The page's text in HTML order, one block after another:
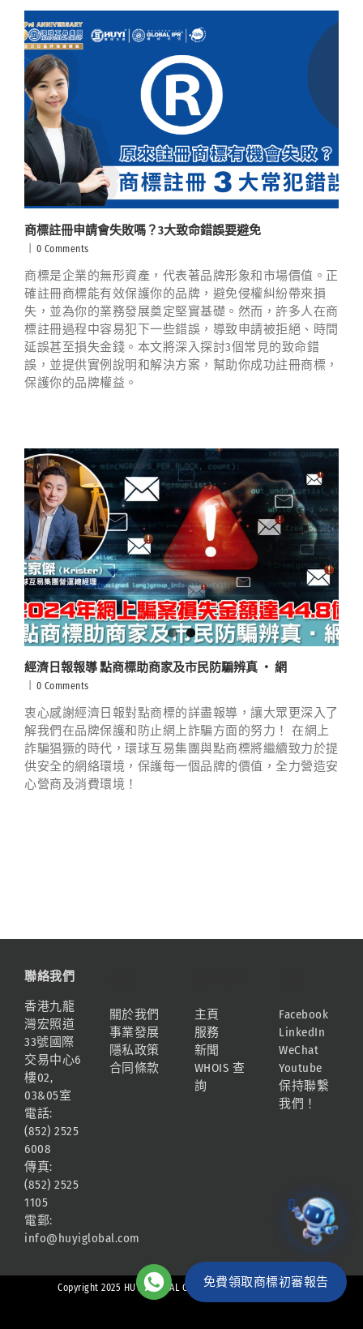
商標註冊申請會失敗嗎？3大致命錯誤要避免
0 Comments
商標是企業的無形資產，代表著品牌形象和市場價值。正
確註冊商標能有效保護你的品牌，避免侵權糾紛帶來損
失，並為你的業務發展奠定堅實基礎。然而，許多人在商
標註冊過程中容易犯下一些錯誤，導致申請被拒絕、時間
延誤甚至損失金錢。本文將深入探討3個常見的致命錯
誤，並提供實例說明和解決方案，幫助你成功註冊商標，
保護你的品牌權益。
經濟日報報導 點商標助商家及市民防騙辨真 ‧ 網
0 Comments
衷心感謝經濟日報對點商標的詳盡報導，讓大眾更深入了
解我們在品牌保護和防止網上詐騙方面的努力！ 在網上
詐騙猖獗的時代，環球互易集團與點商標將繼續致力於提
供安全的網絡環境，保護每一個品牌的價值，全力營造安
心營商及消費環境！
聯絡我們
香港九龍
灣宏照道
33號國際
交易中心6
樓02,
03&05室
電話:
(852) 2525
6008
傳真:
(852) 2525
1105
電郵:
info@huyiglobal.com
關於我們
事業發展
隱私政策
合同條款
主頁
服務
新聞
WHOIS 查
詢
Facebook
LinkedIn
WeChat
Youtube
保持聯繫
我們！
Copyright 2025 HUYI GLOBAL GROUP | All Rights Reserved
免費領取商標初審報告